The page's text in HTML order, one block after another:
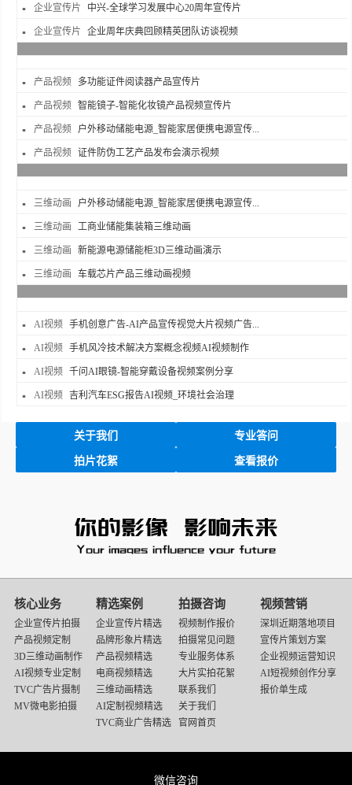
企业宣传片 中兴-全球学习发展中心20周年宣传片
企业宣传片 企业周年庆典回顾精英团队访谈视频
产品视频 多功能证件阅读器产品宣传片
产品视频 智能镜子-智能化妆镜产品视频宣传片
产品视频 户外移动储能电源_智能家居便携电源宣传...
产品视频 证件防伪工艺产品发布会演示视频
三维动画 户外移动储能电源_智能家居便携电源宣传...
三维动画 工商业储能集装箱三维动画
三维动画 新能源电源储能柜3D三维动画演示
三维动画 车载芯片产品三维动画视频
AI视频 手机创意广告-AI产品宣传视觉大片视频广告...
AI视频 手机风冷技术解决方案概念视频AI视频制作
AI视频 千问AI眼镜-智能穿戴设备视频案例分享
AI视频 吉利汽车ESG报告AI视频_环境社会治理
关于我们 专业答问
拍片花絮 查看报价
核心业务
企业宣传片拍摄
产品视频定制
3D三维动画制作
AI视频专业定制
TVC广告片摄制
MV微电影拍摄
精选案例
企业宣传片精选
品牌形象片精选
产品视频精选
电商视频精选
三维动画精选
AI定制视频精选
TVC商业广告精选
拍摄咨询
视频制作报价
拍摄常见问题
专业服务体系
大片实拍花絮
联系我们
关于我们
官网首页
视频营销
深圳近期落地项目
宣传片策划方案
企业视频运营知识
AI短视频创作分享
报价单生成
微信咨询